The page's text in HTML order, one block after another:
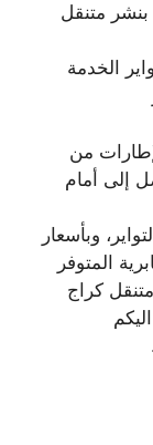
متنقل
الخدمة
من
إلى أمام
وبأسعار
المتوفر
كراج